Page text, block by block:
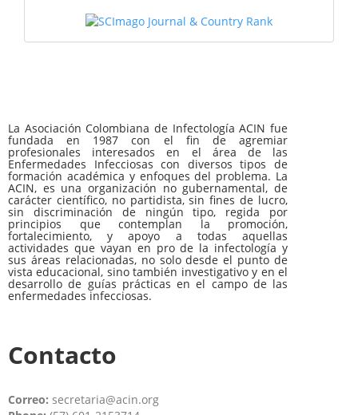
La Asociación Colombiana de Infectología ACIN fue
fundada en 1987 con el fin de agremiar
profesionales interesados en el área de las
Enfermedades Infecciosas con diversos tipos de
formación académica y enfoques del problema. La
ACIN, es una organización no gubernamental, de
carácter científico, no partidista, sin fines de lucro,
sin discriminación de ningún tipo, regida por
principios que contemplan la promoción,
fortalecimiento, y apoyo a todas aquellas
actividades que vayan en pro de la infectología y
sus áreas relacionadas, no solo desde el punto de
vista educacional, sino también investigativo y en el
desarrollo de guías prácticas en el campo de las
enfermedades infecciosas.
Contacto
Correo: secretaria@acin.org